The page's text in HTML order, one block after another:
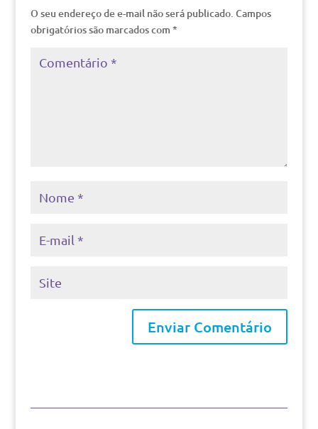
O seu endereço de e-mail não será publicado. Campos
obrigatórios são marcados com *